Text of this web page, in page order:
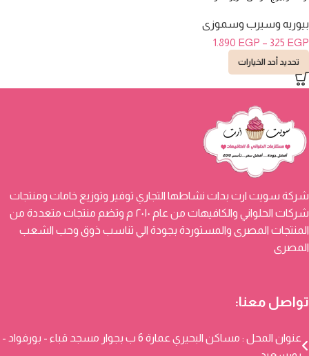
بيوريه وسيرب وسموزى
325 EGP
–
1.890 EGP
تحديد أحد الخيارات
شركة سويت ارت بدات نشاطها التجاري توفير وتوزيع خامات ومنتجات
شركات الحلواني والكافيهات من عام ٢٠١٠ م وتضم منتجات متعددة من
المنتجات المصرى والمستوردة بجودة الي تناسب ذوق وحب الشعب
المصرى
تواصل معنا:
عنوان المحل : مساكن البحيري عمارة 6 ب بجوار مسجد قباء - بورفواد -